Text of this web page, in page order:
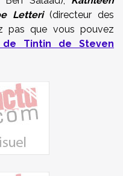
Letteri(directeur des
pas que vous pouvez
Tintin de Steven